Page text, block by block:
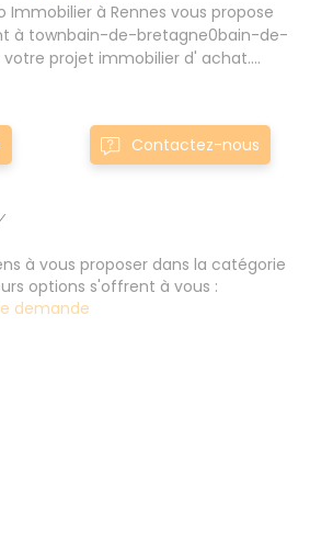
Immobilier à Rennes vous propose
projet immobilier d' achat.
nos offres à Rennes mais
: Le Rheu, Pacé, Montgermont...
à townbain-de-bretagne0bain-de-
de commerces, appartements,
Contactez-nous
à vous proposer dans la catégorie
options s'offrent à vous :
demande